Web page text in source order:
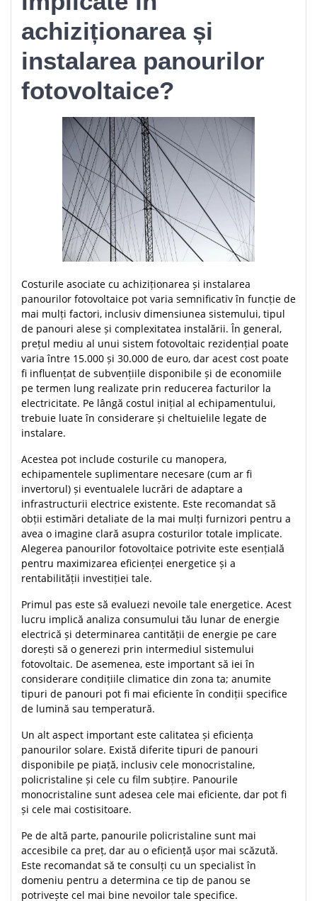
achiziționarea și
instalarea panourilor
fotovoltaice?
Costurile asociate cu achiziționarea și instalarea
panourilor fotovoltaice pot varia semnificativ în funcție de
mai mulți factori, inclusiv dimensiunea sistemului, tipul
de panouri alese și complexitatea instalării. În general,
prețul mediu al unui sistem fotovoltaic rezidențial poate
varia între 15.000 și 30.000 de euro, dar acest cost poate
fi influențat de subvențiile disponibile și de economiile
pe termen lung realizate prin reducerea facturilor la
electricitate. Pe lângă costul inițial al echipamentului,
trebuie luate în considerare și cheltuielile legate de
instalare.
Acestea pot include costurile cu manopera,
echipamentele suplimentare necesare (cum ar fi
invertorul) și eventualele lucrări de adaptare a
infrastructurii electrice existente. Este recomandat să
obții estimări detaliate de la mai mulți furnizori pentru a
avea o imagine clară asupra costurilor totale implicate.
Alegerea panourilor fotovoltaice potrivite este esențială
pentru maximizarea eficienței energetice și a
rentabilității investiției tale.
Primul pas este să evaluezi nevoile tale energetice. Acest
lucru implică analiza consumului tău lunar de energie
electrică și determinarea cantității de energie pe care
dorești să o generezi prin intermediul sistemului
fotovoltaic. De asemenea, este important să iei în
considerare condițiile climatice din zona ta; anumite
tipuri de panouri pot fi mai eficiente în condiții specifice
de lumină sau temperatură.
Un alt aspect important este calitatea și eficiența
panourilor solare. Există diferite tipuri de panouri
disponibile pe piață, inclusiv cele monocristaline,
policristaline și cele cu film subțire. Panourile
monocristaline sunt adesea cele mai eficiente, dar pot fi
și cele mai costisitoare.
Pe de altă parte, panourile policristaline sunt mai
accesibile ca preț, dar au o eficiență ușor mai scăzută.
Este recomandat să te consulți cu un specialist în
domeniu pentru a determina ce tip de panou se
potrivește cel mai bine nevoilor tale specifice.